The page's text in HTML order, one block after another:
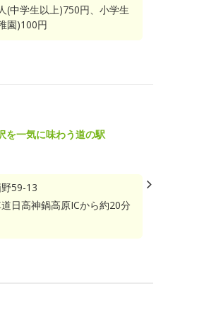
(中学生以上)750円、小学生
園)100円
を一気に味わう道の駅
59-13
道日高神鍋高原ICから約20分